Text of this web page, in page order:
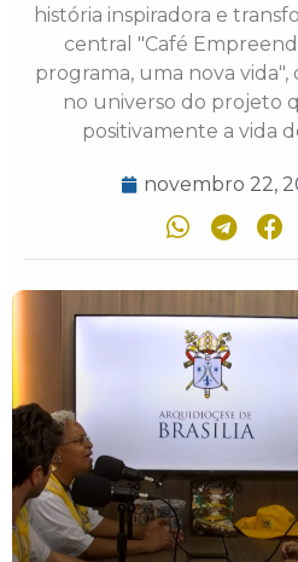
história inspiradora e
central "Café
programa, uma nova
no universo do projeto
positivamente a vida
novembro 22,